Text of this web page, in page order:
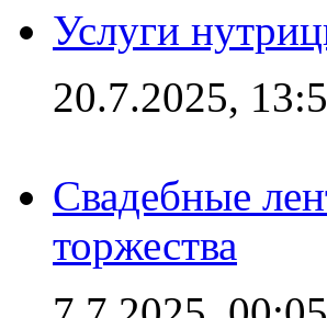
Услуги
20.7.2025,
Свадебные
торжества